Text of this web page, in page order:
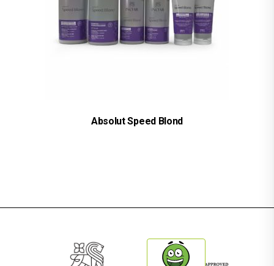
Absolut Speed Blond